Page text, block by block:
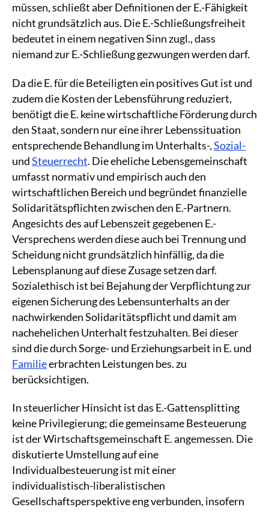
müssen, schließt aber Definitionen der E.-Fähigkeit
nicht grundsätzlich aus. Die E.-Schließungsfreiheit
bedeutet in einem negativen Sinn zugl., dass
niemand zur E.-Schließung gezwungen werden darf.
Da die E. für die Beteiligten ein positives Gut ist und
zudem die Kosten der Lebensführung reduziert,
benötigt die E. keine wirtschaftliche Förderung durch
den Staat, sondern nur eine ihrer Lebenssituation
entsprechende Behandlung im Unterhalts-,Sozial-
undSteuerrecht. Die eheliche Lebensgemeinschaft
umfasst normativ und empirisch auch den
wirtschaftlichen Bereich und begründet finanzielle
Solidaritätspflichten zwischen den E.-Partnern.
Angesichts des auf Lebenszeit gegebenen E.-
Versprechens werden diese auch bei Trennung und
Scheidung nicht grundsätzlich hinfällig, da die
Lebensplanung auf diese Zusage setzen darf.
Sozialethisch ist bei Bejahung der Verpflichtung zur
eigenen Sicherung des Lebensunterhalts an der
nachwirkenden Solidaritätspflicht und damit am
nachehelichen Unterhalt festzuhalten. Bei dieser
sind die durch Sorge- und Erziehungsarbeit in E. und
Familieerbrachten Leistungen bes. zu
berücksichtigen.
In steuerlicher Hinsicht ist das E.-Gattensplitting
keine Privilegierung; die gemeinsame Besteuerung
ist der Wirtschaftsgemeinschaft E. angemessen. Die
diskutierte Umstellung auf eine
Individualbesteuerung ist mit einer
individualistisch-liberalistischen
Gesellschaftsperspektive eng verbunden, insofern